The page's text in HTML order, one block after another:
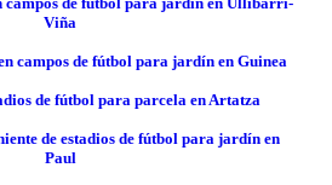
Viña
campos de fútbol para jardín en Guinea
de fútbol para parcela en Artatza
de estadios de fútbol para jardín en
Paul